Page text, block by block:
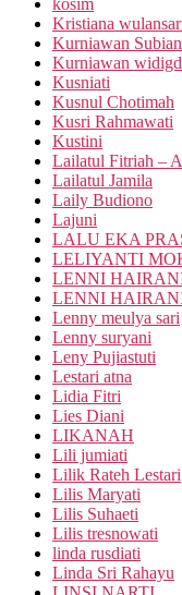
kosim
Kristiana
Kurniawan
Kurniawan
Kusniati
Kusnul Chotimah
Kusri Rahmawati
Kustini
Lailatul Fitriah –
Lailatul Jamila
Laily Budiono
Lajuni
LALU EKA
LELIYANTI
LENNI
LENNI
Lenny meulya sari
Lenny suryani
Leny Pujiastuti
Lestari atna
Lidia Fitri
Lies Diani
LIKANAH
Lili jumiati
Lilik Rateh Lestari
Lilis Maryati
Lilis Suhaeti
Lilis tresnowati
linda rusdiati
Linda Sri Rahayu